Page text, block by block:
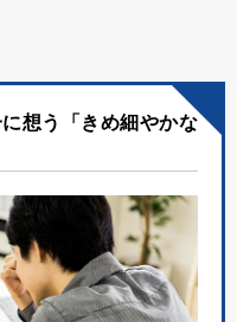
想う「きめ細やかな